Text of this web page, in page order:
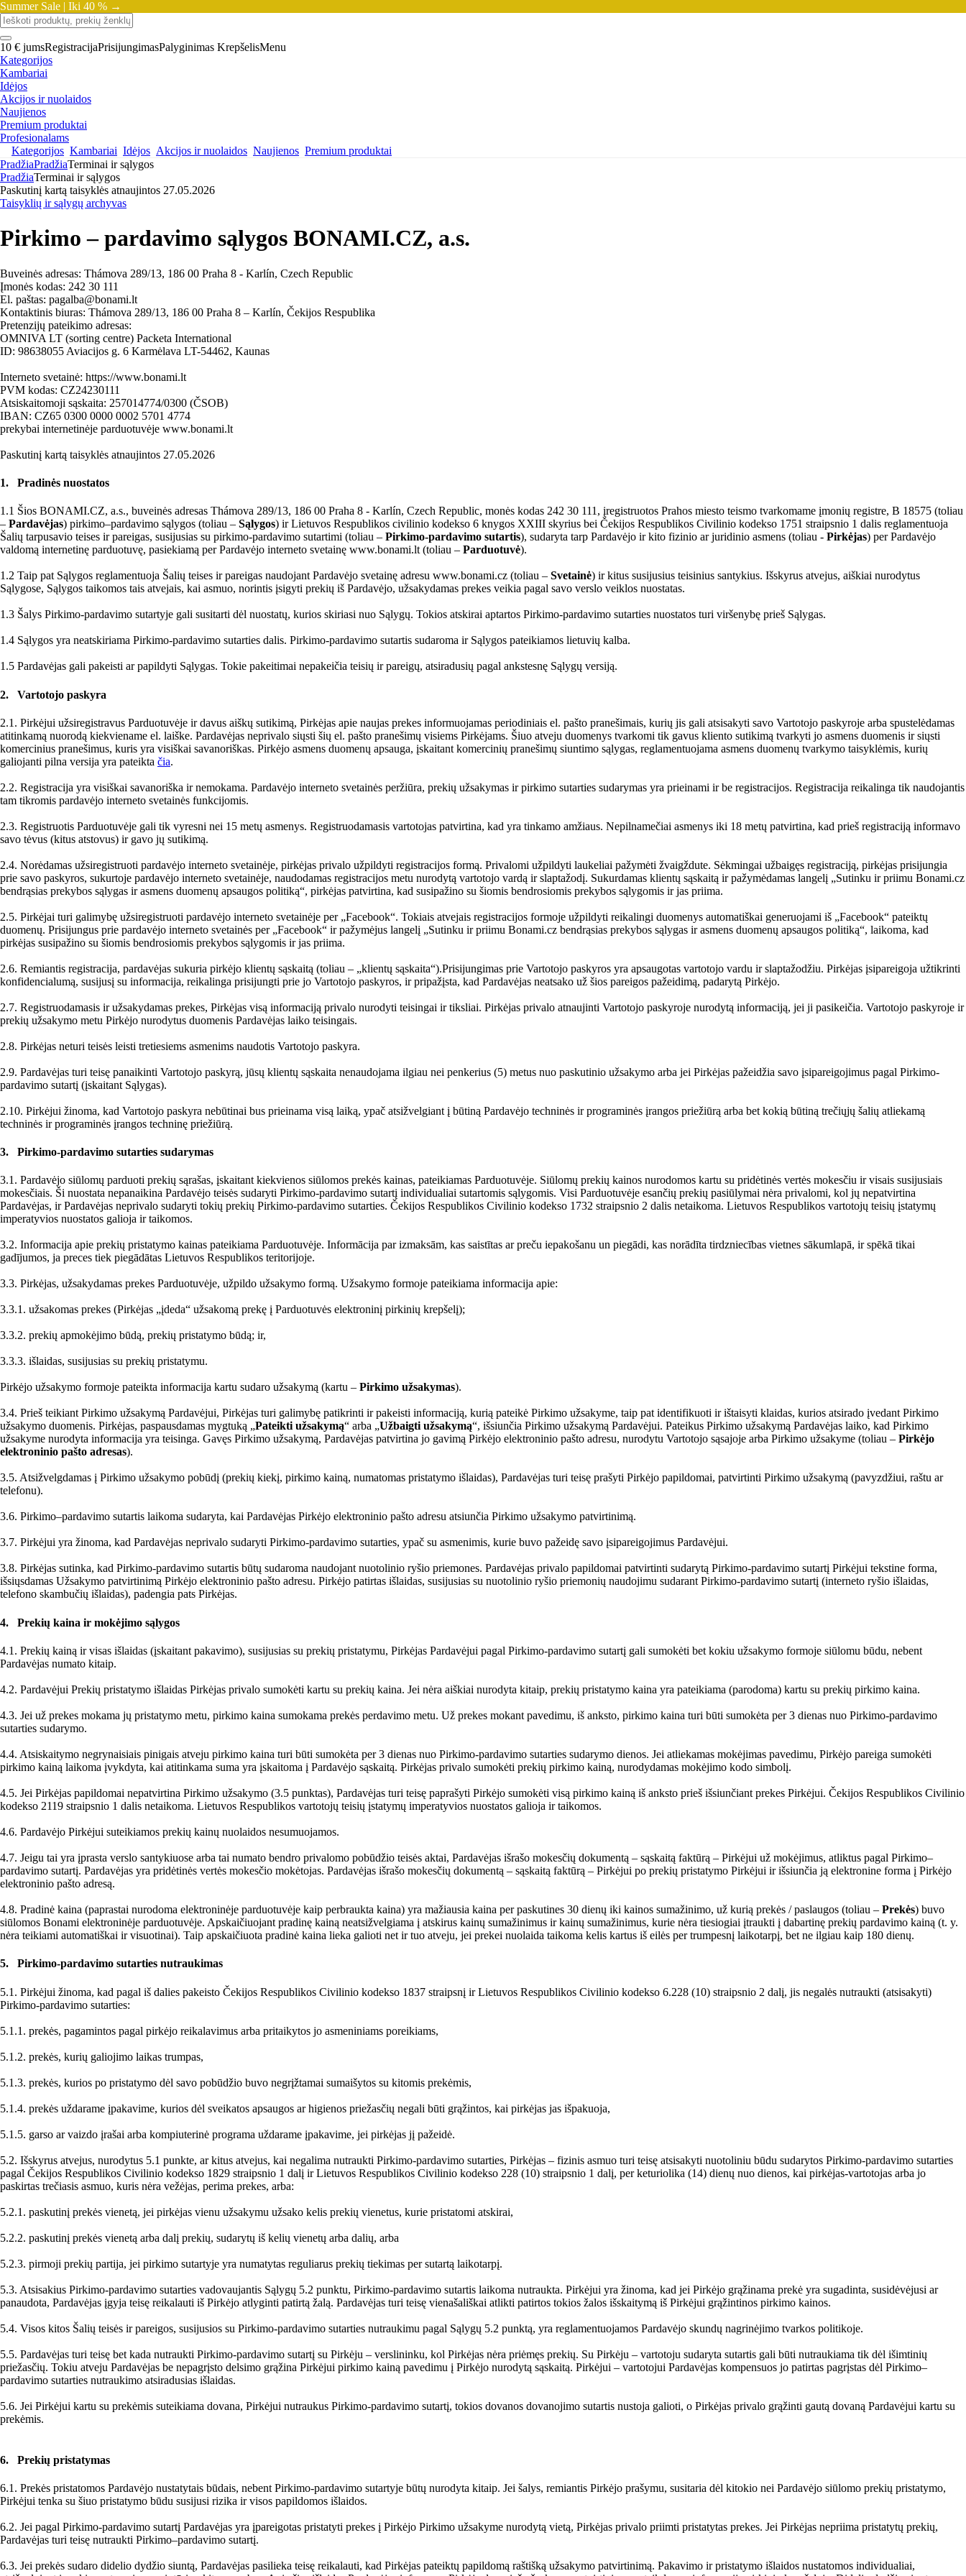
Summer Sale | Iki 40 % →
10 € jumsRegistracijaPrisijungimasPalyginimas KrepšelisMenu
Kategorijos
Kambariai
Idėjos
Akcijos ir nuolaidos
Naujienos
Premium produktai
Profesionalams
Kategorijos Kambariai Idėjos Akcijos ir nuolaidos Naujienos Premium produktai
PradžiaPradžiaTerminai ir sąlygos
PradžiaTerminai ir sąlygos
Paskutinį kartą taisyklės atnaujintos 27.05.2026
Taisyklių ir sąlygų archyvas
Pirkimo – pardavimo sąlygos BONAMI.CZ, a.s.
Buveinės adresas: Thámova 289/13, 186 00 Praha 8 - Karlín, Czech Republic
Įmonės kodas: 242 30 111
El. paštas: pagalba@bonami.lt
Kontaktinis biuras: Thámova 289/13, 186 00 Praha 8 – Karlín, Čekijos Respublika
Pretenzijų pateikimo adresas:
OMNIVA LT (sorting centre) Packeta International
ID: 98638055 Aviacijos g. 6 Karmėlava LT-54462, Kaunas
Interneto svetainė: https://www.bonami.lt
PVM kodas: CZ24230111
Atsiskaitomoji sąskaita: 257014774/0300 (ČSOB)
IBAN: CZ65 0300 0000 0002 5701 4774
prekybai internetinėje parduotuvėje www.bonami.lt
Paskutinį kartą taisyklės atnaujintos 27.05.2026
1. Pradinės nuostatos
1.1 Šios BONAMI.CZ, a.s., buveinės adresas Thámova 289/13, 186 00 Praha 8 - Karlín, Czech Republic, monės kodas 242 30 111, įregistruotos Prahos miesto teismo tvarkomame įmonių registre, B 18575 (toliau
– Pardavėjas) pirkimo–pardavimo sąlygos (toliau – Sąlygos) ir Lietuvos Respublikos civilinio kodekso 6 knygos XXIII skyrius bei Čekijos Respublikos Civilinio kodekso 1751 straipsnio 1 dalis reglamentuoja
Šalių tarpusavio teises ir pareigas, susijusias su pirkimo-pardavimo sutartimi (toliau – Pirkimo-pardavimo sutartis), sudaryta tarp Pardavėjo ir kito fizinio ar juridinio asmens (toliau - Pirkėjas) per Pardavėjo
valdomą internetinę parduotuvę, pasiekiamą per Pardavėjo interneto svetainę www.bonami.lt (toliau – Parduotuvė).
1.2 Taip pat Sąlygos reglamentuoja Šalių teises ir pareigas naudojant Pardavėjo svetainę adresu www.bonami.cz (toliau – Svetainė) ir kitus susijusius teisinius santykius. Išskyrus atvejus, aiškiai nurodytus
Sąlygose, Sąlygos taikomos tais atvejais, kai asmuo, norintis įsigyti prekių iš Pardavėjo, užsakydamas prekes veikia pagal savo verslo veiklos nuostatas.
1.3 Šalys Pirkimo-pardavimo sutartyje gali susitarti dėl nuostatų, kurios skiriasi nuo Sąlygų. Tokios atskirai aptartos Pirkimo-pardavimo sutarties nuostatos turi viršenybę prieš Sąlygas.
1.4 Sąlygos yra neatskiriama Pirkimo-pardavimo sutarties dalis. Pirkimo-pardavimo sutartis sudaroma ir Sąlygos pateikiamos lietuvių kalba.
1.5 Pardavėjas gali pakeisti ar papildyti Sąlygas. Tokie pakeitimai nepakeičia teisių ir pareigų, atsiradusių pagal ankstesnę Sąlygų versiją.
2. Vartotojo paskyra
2.1. Pirkėjui užsiregistravus Parduotuvėje ir davus aiškų sutikimą, Pirkėjas apie naujas prekes informuojamas periodiniais el. pašto pranešimais, kurių jis gali atsisakyti savo Vartotojo paskyroje arba spustelėdamas
atitinkamą nuorodą kiekviename el. laiške. Pardavėjas neprivalo siųsti šių el. pašto pranešimų visiems Pirkėjams. Šiuo atveju duomenys tvarkomi tik gavus kliento sutikimą tvarkyti jo asmens duomenis ir siųsti
komercinius pranešimus, kuris yra visiškai savanoriškas. Pirkėjo asmens duomenų apsauga, įskaitant komercinių pranešimų siuntimo sąlygas, reglamentuojama asmens duomenų tvarkymo taisyklėmis, kurių
galiojanti pilna versija yra pateikta čia.
2.2. Registracija yra visiškai savanoriška ir nemokama. Pardavėjo interneto svetainės peržiūra, prekių užsakymas ir pirkimo sutarties sudarymas yra prieinami ir be registracijos. Registracija reikalinga tik naudojantis
tam tikromis pardavėjo interneto svetainės funkcijomis.
2.3. Registruotis Parduotuvėje gali tik vyresni nei 15 metų asmenys. Registruodamasis vartotojas patvirtina, kad yra tinkamo amžiaus. Nepilnamečiai asmenys iki 18 metų patvirtina, kad prieš registraciją informavo
savo tėvus (kitus atstovus) ir gavo jų sutikimą.
2.4. Norėdamas užsiregistruoti pardavėjo interneto svetainėje, pirkėjas privalo užpildyti registracijos formą. Privalomi užpildyti laukeliai pažymėti žvaigždute. Sėkmingai užbaigęs registraciją, pirkėjas prisijungia
prie savo paskyros, sukurtoje pardavėjo interneto svetainėje, naudodamas registracijos metu nurodytą vartotojo vardą ir slaptažodį. Sukurdamas klientų sąskaitą ir pažymėdamas langelį „Sutinku ir priimu Bonami.cz
bendrąsias prekybos sąlygas ir asmens duomenų apsaugos politiką“, pirkėjas patvirtina, kad susipažino su šiomis bendrosiomis prekybos sąlygomis ir jas priima.
2.5. Pirkėjai turi galimybę užsiregistruoti pardavėjo interneto svetainėje per „Facebook“. Tokiais atvejais registracijos formoje užpildyti reikalingi duomenys automatiškai generuojami iš „Facebook“ pateiktų
duomenų. Prisijungus prie pardavėjo interneto svetainės per „Facebook“ ir pažymėjus langelį „Sutinku ir priimu Bonami.cz bendrąsias prekybos sąlygas ir asmens duomenų apsaugos politiką“, laikoma, kad
pirkėjas susipažino su šiomis bendrosiomis prekybos sąlygomis ir jas priima.
2.6. Remiantis registracija, pardavėjas sukuria pirkėjo klientų sąskaitą (toliau – „klientų sąskaita“).Prisijungimas prie Vartotojo paskyros yra apsaugotas vartotojo vardu ir slaptažodžiu. Pirkėjas įsipareigoja užtikrinti
konfidencialumą, susijusį su informacija, reikalinga prisijungti prie jo Vartotojo paskyros, ir pripažįsta, kad Pardavėjas neatsako už šios pareigos pažeidimą, padarytą Pirkėjo.
2.7. Registruodamasis ir užsakydamas prekes, Pirkėjas visą informaciją privalo nurodyti teisingai ir tiksliai. Pirkėjas privalo atnaujinti Vartotojo paskyroje nurodytą informaciją, jei ji pasikeičia. Vartotojo paskyroje ir
prekių užsakymo metu Pirkėjo nurodytus duomenis Pardavėjas laiko teisingais.
2.8. Pirkėjas neturi teisės leisti tretiesiems asmenims naudotis Vartotojo paskyra.
2.9. Pardavėjas turi teisę panaikinti Vartotojo paskyrą, jūsų klientų sąskaita nenaudojama ilgiau nei penkerius (5) metus nuo paskutinio užsakymo arba jei Pirkėjas pažeidžia savo įsipareigojimus pagal Pirkimo-
pardavimo sutartį (įskaitant Sąlygas).
2.10. Pirkėjui žinoma, kad Vartotojo paskyra nebūtinai bus prieinama visą laiką, ypač atsižvelgiant į būtiną Pardavėjo techninės ir programinės įrangos priežiūrą arba bet kokią būtiną trečiųjų šalių atliekamą
techninės ir programinės įrangos techninę priežiūrą.
3. Pirkimo-pardavimo sutarties sudarymas
3.1. Pardavėjo siūlomų parduoti prekių sąrašas, įskaitant kiekvienos siūlomos prekės kainas, pateikiamas Parduotuvėje. Siūlomų prekių kainos nurodomos kartu su pridėtinės vertės mokesčiu ir visais susijusiais
mokesčiais. Ši nuostata nepanaikina Pardavėjo teisės sudaryti Pirkimo-pardavimo sutartį individualiai sutartomis sąlygomis. Visi Parduotuvėje esančių prekių pasiūlymai nėra privalomi, kol jų nepatvirtina
Pardavėjas, ir Pardavėjas neprivalo sudaryti tokių prekių Pirkimo-pardavimo sutarties. Čekijos Respublikos Civilinio kodekso 1732 straipsnio 2 dalis netaikoma. Lietuvos Respublikos vartotojų teisių įstatymų
imperatyvios nuostatos galioja ir taikomos.
3.2. Informacija apie prekių pristatymo kainas pateikiama Parduotuvėje. Informācija par izmaksām, kas saistītas ar preču iepakošanu un piegādi, kas norādīta tirdzniecības vietnes sākumlapā, ir spēkā tikai
gadījumos, ja preces tiek piegādātas Lietuvos Respublikos teritorijoje.
3.3. Pirkėjas, užsakydamas prekes Parduotuvėje, užpildo užsakymo formą. Užsakymo formoje pateikiama informacija apie:
3.3.1. užsakomas prekes (Pirkėjas „įdeda“ užsakomą prekę į Parduotuvės elektroninį pirkinių krepšelį);
3.3.2. prekių apmokėjimo būdą, prekių pristatymo būdą; ir,
3.3.3. išlaidas, susijusias su prekių pristatymu.
Pirkėjo užsakymo formoje pateikta informacija kartu sudaro užsakymą (kartu – Pirkimo užsakymas).
3.4. Prieš teikiant Pirkimo užsakymą Pardavėjui, Pirkėjas turi galimybę patikrinti ir pakeisti informaciją, kurią pateikė Pirkimo užsakyme, taip pat identifikuoti ir ištaisyti klaidas, kurios atsirado įvedant Pirkimo
užsakymo duomenis. Pirkėjas, paspausdamas mygtuką „Pateikti užsakymą“ arba „Užbaigti užsakymą“, išsiunčia Pirkimo užsakymą Pardavėjui. Pateikus Pirkimo užsakymą Pardavėjas laiko, kad Pirkimo
užsakyme nurodyta informacija yra teisinga. Gavęs Pirkimo užsakymą, Pardavėjas patvirtina jo gavimą Pirkėjo elektroninio pašto adresu, nurodytu Vartotojo sąsajoje arba Pirkimo užsakyme (toliau – Pirkėjo
elektroninio pašto adresas).
3.5. Atsižvelgdamas į Pirkimo užsakymo pobūdį (prekių kiekį, pirkimo kainą, numatomas pristatymo išlaidas), Pardavėjas turi teisę prašyti Pirkėjo papildomai, patvirtinti Pirkimo užsakymą (pavyzdžiui, raštu ar
telefonu).
3.6. Pirkimo–pardavimo sutartis laikoma sudaryta, kai Pardavėjas Pirkėjo elektroninio pašto adresu atsiunčia Pirkimo užsakymo patvirtinimą.
3.7. Pirkėjui yra žinoma, kad Pardavėjas neprivalo sudaryti Pirkimo-pardavimo sutarties, ypač su asmenimis, kurie buvo pažeidę savo įsipareigojimus Pardavėjui.
3.8. Pirkėjas sutinka, kad Pirkimo-pardavimo sutartis būtų sudaroma naudojant nuotolinio ryšio priemones. Pardavėjas privalo papildomai patvirtinti sudarytą Pirkimo-pardavimo sutartį Pirkėjui tekstine forma,
išsiųsdamas Užsakymo patvirtinimą Pirkėjo elektroninio pašto adresu. Pirkėjo patirtas išlaidas, susijusias su nuotolinio ryšio priemonių naudojimu sudarant Pirkimo-pardavimo sutartį (interneto ryšio išlaidas,
telefono skambučių išlaidas), padengia pats Pirkėjas.
4. Prekių kaina ir mokėjimo sąlygos
4.1. Prekių kainą ir visas išlaidas (įskaitant pakavimo), susijusias su prekių pristatymu, Pirkėjas Pardavėjui pagal Pirkimo-pardavimo sutartį gali sumokėti bet kokiu užsakymo formoje siūlomu būdu, nebent
Pardavėjas numato kitaip.
4.2. Pardavėjui Prekių pristatymo išlaidas Pirkėjas privalo sumokėti kartu su prekių kaina. Jei nėra aiškiai nurodyta kitaip, prekių pristatymo kaina yra pateikiama (parodoma) kartu su prekių pirkimo kaina.
4.3. Jei už prekes mokama jų pristatymo metu, pirkimo kaina sumokama prekės perdavimo metu. Už prekes mokant pavedimu, iš anksto, pirkimo kaina turi būti sumokėta per 3 dienas nuo Pirkimo-pardavimo
sutarties sudarymo.
4.4. Atsiskaitymo negrynaisiais pinigais atveju pirkimo kaina turi būti sumokėta per 3 dienas nuo Pirkimo-pardavimo sutarties sudarymo dienos. Jei atliekamas mokėjimas pavedimu, Pirkėjo pareiga sumokėti
pirkimo kainą laikoma įvykdyta, kai atitinkama suma yra įskaitoma į Pardavėjo sąskaitą. Pirkėjas privalo sumokėti prekių pirkimo kainą, nurodydamas mokėjimo kodo simbolį.
4.5. Jei Pirkėjas papildomai nepatvirtina Pirkimo užsakymo (3.5 punktas), Pardavėjas turi teisę paprašyti Pirkėjo sumokėti visą pirkimo kainą iš anksto prieš išsiunčiant prekes Pirkėjui. Čekijos Respublikos Civilinio
kodekso 2119 straipsnio 1 dalis netaikoma. Lietuvos Respublikos vartotojų teisių įstatymų imperatyvios nuostatos galioja ir taikomos.
4.6. Pardavėjo Pirkėjui suteikiamos prekių kainų nuolaidos nesumuojamos.
4.7. Jeigu tai yra įprasta verslo santykiuose arba tai numato bendro privalomo pobūdžio teisės aktai, Pardavėjas išrašo mokesčių dokumentą – sąskaitą faktūrą – Pirkėjui už mokėjimus, atliktus pagal Pirkimo–
pardavimo sutartį. Pardavėjas yra pridėtinės vertės mokesčio mokėtojas. Pardavėjas išrašo mokesčių dokumentą – sąskaitą faktūrą – Pirkėjui po prekių pristatymo Pirkėjui ir išsiunčia ją elektronine forma į Pirkėjo
elektroninio pašto adresą.
4.8. Pradinė kaina (paprastai nurodoma elektroninėje parduotuvėje kaip perbraukta kaina) yra mažiausia kaina per paskutines 30 dienų iki kainos sumažinimo, už kurią prekės / paslaugos (toliau – Prekės) buvo
siūlomos Bonami elektroninėje parduotuvėje. Apskaičiuojant pradinę kainą neatsižvelgiama į atskirus kainų sumažinimus ir kainų sumažinimus, kurie nėra tiesiogiai įtraukti į dabartinę prekių pardavimo kainą (t. y.
nėra teikiami automatiškai ir visuotinai). Taip apskaičiuota pradinė kaina lieka galioti net ir tuo atveju, jei prekei nuolaida taikoma kelis kartus iš eilės per trumpesnį laikotarpį, bet ne ilgiau kaip 180 dienų.
5. Pirkimo-pardavimo sutarties nutraukimas
5.1. Pirkėjui žinoma, kad pagal iš dalies pakeisto Čekijos Respublikos Civilinio kodekso 1837 straipsnį ir Lietuvos Respublikos Civilinio kodekso 6.228 (10) straipsnio 2 dalį, jis negalės nutraukti (atsisakyti)
Pirkimo-pardavimo sutarties:
5.1.1. prekės, pagamintos pagal pirkėjo reikalavimus arba pritaikytos jo asmeniniams poreikiams,
5.1.2. prekės, kurių galiojimo laikas trumpas,
5.1.3. prekės, kurios po pristatymo dėl savo pobūdžio buvo negrįžtamai sumaišytos su kitomis prekėmis,
5.1.4. prekės uždarame įpakavime, kurios dėl sveikatos apsaugos ar higienos priežasčių negali būti grąžintos, kai pirkėjas jas išpakuoja,
5.1.5. garso ar vaizdo įrašai arba kompiuterinė programa uždarame įpakavime, jei pirkėjas jį pažeidė.
5.2. Išskyrus atvejus, nurodytus 5.1 punkte, ar kitus atvejus, kai negalima nutraukti Pirkimo-pardavimo sutarties, Pirkėjas – fizinis asmuo turi teisę atsisakyti nuotoliniu būdu sudarytos Pirkimo-pardavimo sutarties
pagal Čekijos Respublikos Civilinio kodekso 1829 straipsnio 1 dalį ir Lietuvos Respublikos Civilinio kodekso 228 (10) straipsnio 1 dalį, per keturiolika (14) dienų nuo dienos, kai pirkėjas-vartotojas arba jo
paskirtas trečiasis asmuo, kuris nėra vežėjas, perima prekes, arba:
5.2.1. paskutinį prekės vienetą, jei pirkėjas vienu užsakymu užsako kelis prekių vienetus, kurie pristatomi atskirai,
5.2.2. paskutinį prekės vienetą arba dalį prekių, sudarytų iš kelių vienetų arba dalių, arba
5.2.3. pirmoji prekių partija, jei pirkimo sutartyje yra numatytas reguliarus prekių tiekimas per sutartą laikotarpį.
5.3. Atsisakius Pirkimo-pardavimo sutarties vadovaujantis Sąlygų 5.2 punktu, Pirkimo-pardavimo sutartis laikoma nutraukta. Pirkėjui yra žinoma, kad jei Pirkėjo grąžinama prekė yra sugadinta, susidėvėjusi ar
panaudota, Pardavėjas įgyja teisę reikalauti iš Pirkėjo atlyginti patirtą žalą. Pardavėjas turi teisę vienašališkai atlikti patirtos tokios žalos išskaitymą iš Pirkėjui grąžintinos pirkimo kainos.
5.4. Visos kitos Šalių teisės ir pareigos, susijusios su Pirkimo-pardavimo sutarties nutraukimu pagal Sąlygų 5.2 punktą, yra reglamentuojamos Pardavėjo skundų nagrinėjimo tvarkos politikoje.
5.5. Pardavėjas turi teisę bet kada nutraukti Pirkimo-pardavimo sutartį su Pirkėju – verslininku, kol Pirkėjas nėra priėmęs prekių. Su Pirkėju – vartotoju sudaryta sutartis gali būti nutraukiama tik dėl išimtinių
priežasčių. Tokiu atveju Pardavėjas be nepagrįsto delsimo grąžina Pirkėjui pirkimo kainą pavedimu į Pirkėjo nurodytą sąskaitą. Pirkėjui – vartotojui Pardavėjas kompensuos jo patirtas pagrįstas dėl Pirkimo–
pardavimo sutarties nutraukimo atsiradusias išlaidas.
5.6. Jei Pirkėjui kartu su prekėmis suteikiama dovana, Pirkėjui nutraukus Pirkimo-pardavimo sutartį, tokios dovanos dovanojimo sutartis nustoja galioti, o Pirkėjas privalo grąžinti gautą dovaną Pardavėjui kartu su
prekėmis.
6. Prekių pristatymas
6.1. Prekės pristatomos Pardavėjo nustatytais būdais, nebent Pirkimo-pardavimo sutartyje būtų nurodyta kitaip. Jei šalys, remiantis Pirkėjo prašymu, susitaria dėl kitokio nei Pardavėjo siūlomo prekių pristatymo,
Pirkėjui tenka su šiuo pristatymo būdu susijusi rizika ir visos papildomos išlaidos.
6.2. Jei pagal Pirkimo-pardavimo sutartį Pardavėjas yra įpareigotas pristatyti prekes į Pirkėjo Pirkimo užsakyme nurodytą vietą, Pirkėjas privalo priimti pristatytas prekes. Jei Pirkėjas nepriima pristatytų prekių,
Pardavėjas turi teisę nutraukti Pirkimo–pardavimo sutartį.
6.3. Jei prekės sudaro didelio dydžio siuntą, Pardavėjas pasilieka teisę reikalauti, kad Pirkėjas pateiktų papildomą raštišką užsakymo patvirtinimą. Pakavimo ir pristatymo išlaidos nustatomos individualiai,